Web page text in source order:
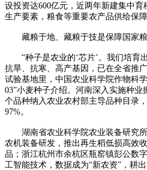
设投资达600亿元，近两年新建集中
生产要素，粮食等重要农产品供给保
藏粮于地、藏粮于技是保障国家粮
“种子是农业的‘芯片’。我们培育
抗旱、抗寒、高产基因，已在全省推
试验基地里，中国农业科学院作物科
03”小麦种子介绍。河南深入实施种业
个品种纳入农业农村部主导品种目录
97%。
湖南省农业科学院农业装备研究所
农机装备研发，推出再生稻低损高效
品；浙江杭州市余杭区瓶窑镇彭公数
工智能技术，数据成为“新农资”，耕